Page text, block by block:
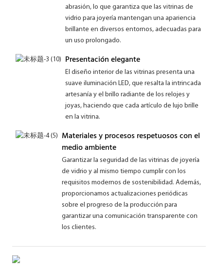
abrasión, lo que garantiza que las vitrinas de
vidrio para joyería mantengan una apariencia
brillante en diversos entornos, adecuadas para
un uso prolongado.
Presentación elegante
El diseño interior de las vitrinas presenta una
suave iluminación LED, que resalta la intrincada
artesanía y el brillo radiante de los relojes y
joyas, haciendo que cada artículo de lujo brille
en la vitrina.
Materiales y procesos respetuosos con el
medio ambiente
Garantizar la seguridad de las vitrinas de joyería
de vidrio y al mismo tiempo cumplir con los
requisitos modernos de sostenibilidad. Además,
proporcionamos actualizaciones periódicas
sobre el progreso de la producción para
garantizar una comunicación transparente con
los clientes.